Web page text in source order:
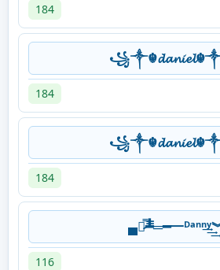
184
184
184
▄︻̷̿┻̿═━一
116